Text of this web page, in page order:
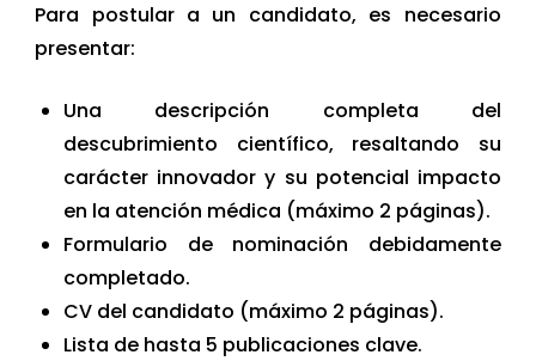
Para postular a un candidato, es necesario
presentar:
Una descripción completa del
descubrimiento científico, resaltando su
carácter innovador y su potencial impacto
en la atención médica (máximo 2 páginas).
Formulario de nominación debidamente
completado.
CV del candidato (máximo 2 páginas).
Lista de hasta 5 publicaciones clave.